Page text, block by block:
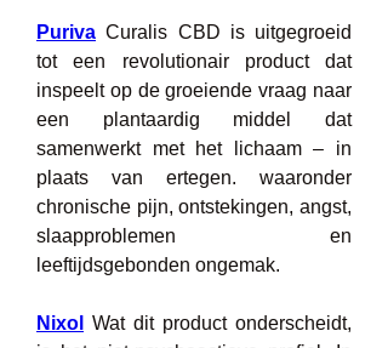
Puriva Curalis CBD is uitgegroeid
tot een revolutionair product dat
inspeelt op de groeiende vraag naar
een plantaardig middel dat
samenwerkt met het lichaam – in
plaats van ertegen. waaronder
chronische pijn, ontstekingen, angst,
slaapproblemen en
leeftijdsgebonden ongemak.
Nixol
Wat dit product onderscheidt,